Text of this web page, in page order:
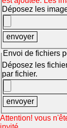
Déposez les
Envoi de fichiers
Déposez les
par fichier.
Attention! vous